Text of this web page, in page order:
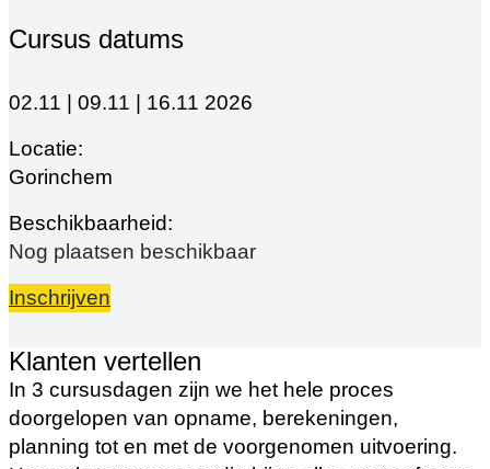
Cursus datums
02.11 | 09.11 | 16.11 2026
Gorinchem
Nog plaatsen beschikbaar
Inschrijven
Klanten vertellen
In 3 cursusdagen zijn we het hele proces
doorgelopen van opname, berekeningen,
planning tot en met de voorgenomen uitvoering.